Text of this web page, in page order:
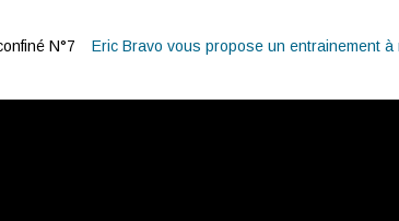
Eric Bravo vous propose un entrainement